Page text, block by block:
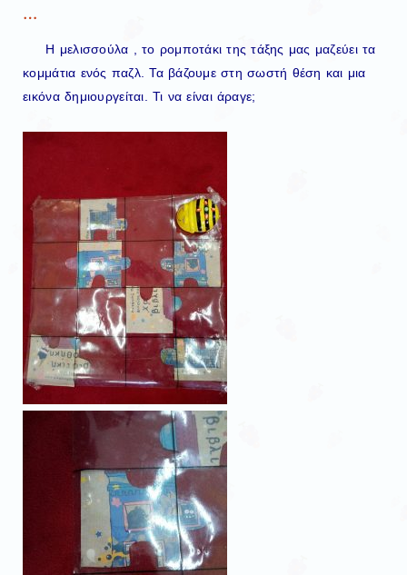
…
Η μελισσούλα , το ρομποτάκι της τάξης μας μαζεύει τα
κομμάτια ενός παζλ. Τα βάζουμε στη σωστή θέση και μια
εικόνα δημιουργείται. Τι να είναι άραγε;